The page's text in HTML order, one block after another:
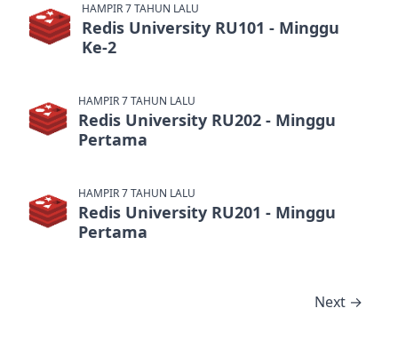
HAMPIR 7 TAHUN LALU
Redis University RU101 - Minggu
Ke-2
HAMPIR 7 TAHUN LALU
Redis University RU202 - Minggu
Pertama
HAMPIR 7 TAHUN LALU
Redis University RU201 - Minggu
Pertama
Next →